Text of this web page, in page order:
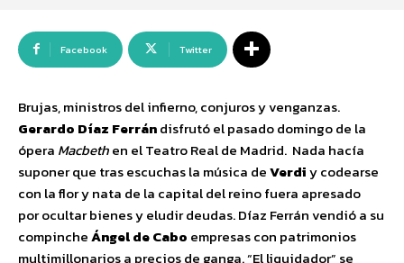
Facebook Twitter
Brujas, ministros del infierno, conjuros y venganzas.
Gerardo Díaz Ferrándisfrutó el pasado domingo de la
ópera Macbethen el Teatro Real de Madrid. Nada hacía
suponer que tras escuchas la música deVerdiy codearse
con la flor y nata de la capital del reino fuera apresado
por ocultar bienes y eludir deudas. Díaz Ferrán vendió a su
compincheÁngel de Cabo empresas con patrimonios
multimillonarios a precios de ganga. “El liquidador” se